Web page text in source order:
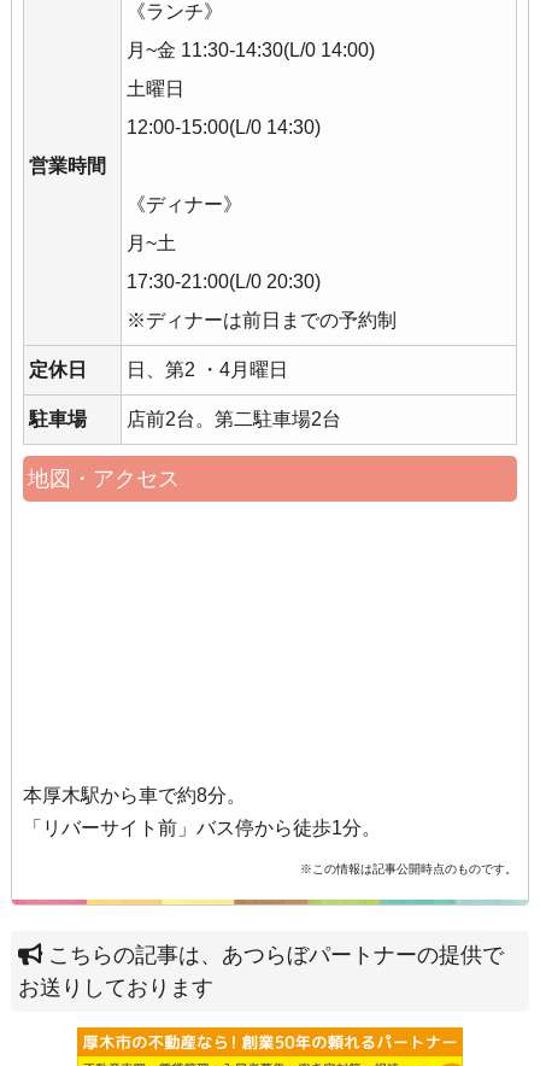
営業時間
《ランチ》
月~金 11:30-14:30(L/0 14:00)
土曜日
12:00-15:00(L/0 14:30)
《ディナー》
月~土
17:30-21:00(L/0 20:30)
※ディナーは前日までの予約制
定休日 日、第2 ・4月曜日
駐車場 店前2台。第二駐車場2台
地図・アクセス
本厚木駅から車で約8分。
「リバーサイト前」バス停から徒歩1分。
※この情報は記事公開時点のものです。
こちらの記事は、あつらぼパートナーの提供で
お送りしております